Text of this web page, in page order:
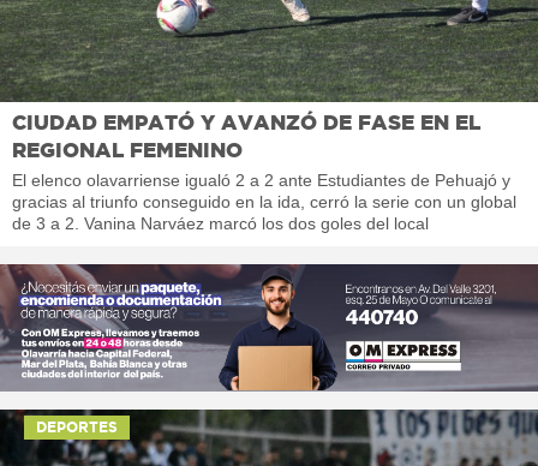
CIUDAD EMPATÓ Y AVANZÓ DE FASE EN EL
REGIONAL FEMENINO
El elenco olavarriense igualó 2 a 2 ante Estudiantes de Pehuajó y
gracias al triunfo conseguido en la ida, cerró la serie con un global
de 3 a 2. Vanina Narváez marcó los dos goles del local
DEPORTES